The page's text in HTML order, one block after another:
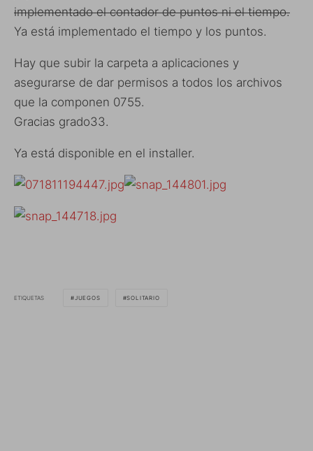
implementado el contador de puntos ni el tiempo.
Ya está implementado el tiempo y los puntos.
Hay que subir la carpeta a aplicaciones y
asegurarse de dar permisos a todos los archivos
que la componen 0755.
Gracias grado33.
Ya está disponible en el installer.
ETIQUETAS JUEGOS SOLITARIO